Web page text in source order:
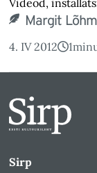
Margit
4. IV 2012 1
Sirp